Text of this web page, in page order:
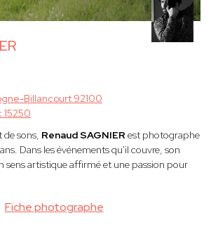
Fiche photographe
Billancourt 92100
15250
de sons, Renaud SAGNIER est photographe
Dans les événements qu'il couvre, son
sens artistique affirmé et une passion pour